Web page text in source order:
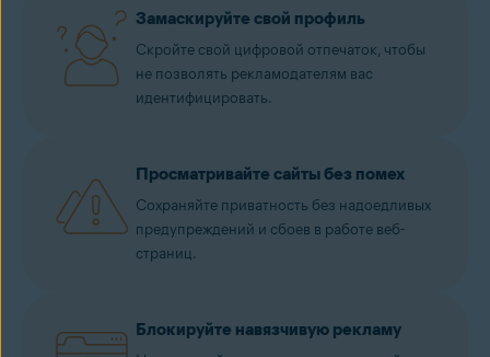
Замаскируйте свой профиль
Скройте свой цифровой отпечаток, чтобы
не позволять рекламодателям вас
идентифицировать.
Просматривайте сайты без помех
Сохраняйте приватность без надоедливых
предупреждений и сбоев в работе веб-
страниц.
Блокируйте навязчивую рекламу